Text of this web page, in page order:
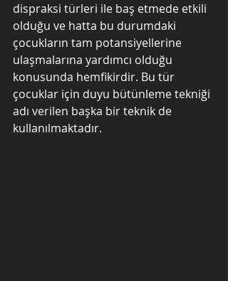
dispraksi türleri ile baş etmede etkili
olduğu ve hatta bu durumdaki
çocukların tam potansiyellerine
ulaşmalarına yardımcı olduğu
konusunda hemfikirdir. Bu tür
çocuklar için duyu bütünleme tekniği
adı verilen başka bir teknik de
kullanılmaktadır.